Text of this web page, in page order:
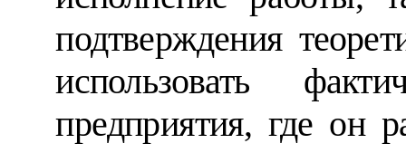
подтверждения
использовать
предприятия, где он